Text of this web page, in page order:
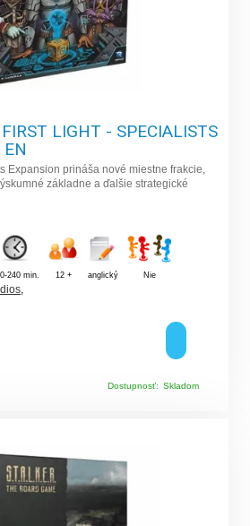
LIGHT - SPECIALISTS
Expansion prináša nové miestne frakcie,
základne a ďalšie strategické
240 min. 12 + anglický Nie
,
Dostupnosť: Skladom